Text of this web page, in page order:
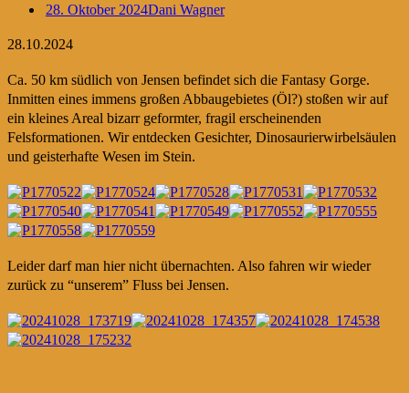
28. Oktober 2024Dani Wagner
28.10.2024
Ca. 50 km südlich von Jensen befindet sich die Fantasy Gorge.
Inmitten eines immens großen Abbaugebietes (Öl?) stoßen wir auf
ein kleines Areal bizarr geformter, fragil erscheinenden
Felsformationen. Wir entdecken Gesichter, Dinosaurierwirbelsäulen
und geisterhafte Wesen im Stein.
Leider darf man hier nicht übernachten. Also fahren wir wieder
zurück zu “unserem” Fluss bei Jensen.